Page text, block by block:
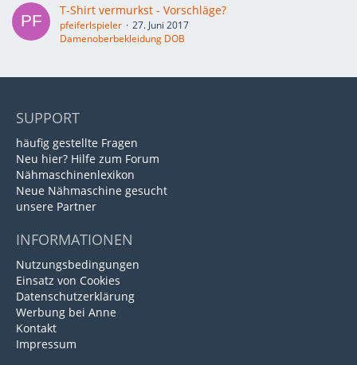
T-Shirt vermurkst - Vorschläge?
pfeiferlspieler
27. Juni 2017
Damenoberbekleidung DOB
SUPPORT
häufig gestellte Fragen
Neu hier? Hilfe zum Forum
Nähmaschinenlexikon
Neue Nähmaschine gesucht
unsere Partner
INFORMATIONEN
Nutzungsbedingungen
Einsatz von Cookies
Datenschutzerklärung
Werbung bei Anne
Kontakt
Impressum